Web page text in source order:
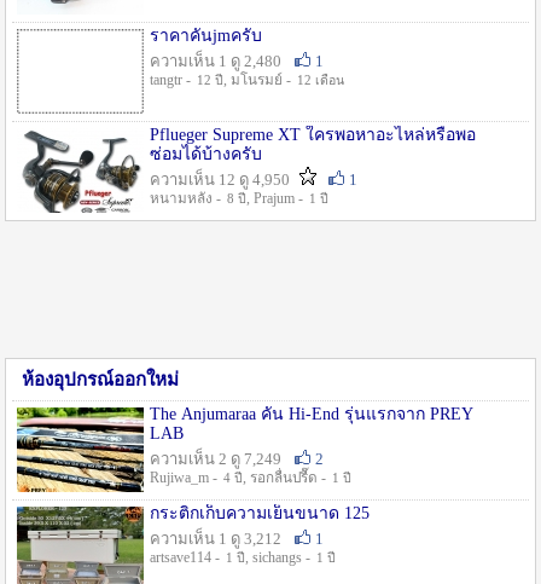
ราคาคันjmครับ
ความเห็น 1 ดู 2,480
1
tangtr - 12 ปี , มโนรมย์ - 12 เดือน
Pflueger Supreme XT ใครพอหาอะไหล่หรือพอ
ซ่อมได้บ้างครับ
ความเห็น 12 ดู 4,950
1
หนามหลัง - 8 ปี , Prajum - 1 ปี
ห้องอุปกรณ์ออกใหม่
The Anjumaraa คัน Hi-End รุ่นแรกจาก PREY
LAB
ความเห็น 2 ดู 7,249
2
Rujiwa_m - 4 ปี , รอกลื่นปรื๊ด - 1 ปี
กระติกเก็บความเย็นขนาด 125
ความเห็น 1 ดู 3,212
1
artsave114 - 1 ปี , sichangs - 1 ปี